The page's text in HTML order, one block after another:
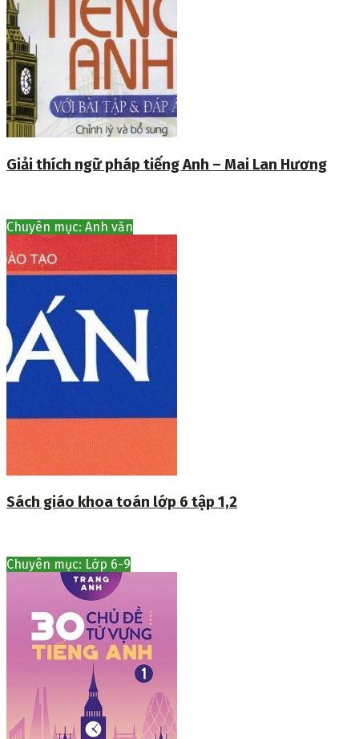
Giải thích ngữ pháp tiếng Anh – Mai Lan Hương
Chuyên mục: Anh văn
Sách giáo khoa toán lớp 6 tập 1,2
Chuyên mục: Lớp 6-9